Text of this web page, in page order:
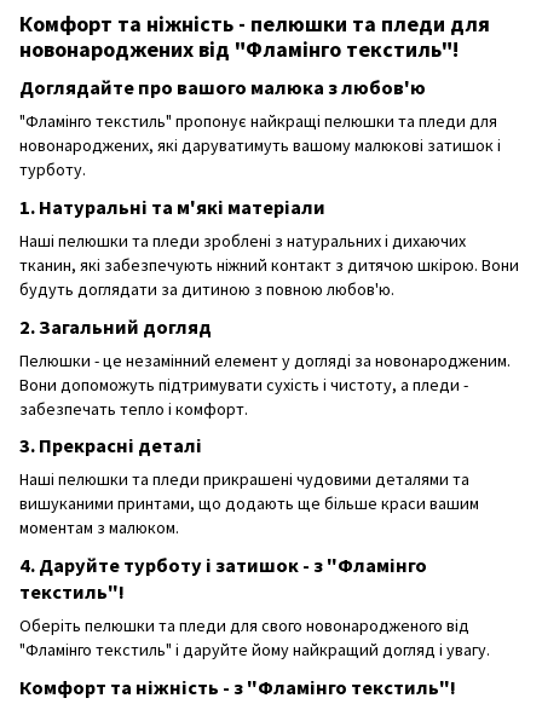
Комфорт та ніжність - пелюшки та пледи для
новонароджених від "Фламінго текстиль"!
Доглядайте про вашого малюка з любов'ю
"Фламінго текстиль" пропонує найкращі пелюшки та пледи для
новонароджених, які даруватимуть вашому малюкові затишок і
турботу.
1. Натуральні та м'які матеріали
Наші пелюшки та пледи зроблені з натуральних і дихаючих
тканин, які забезпечують ніжний контакт з дитячою шкірою. Вони
будуть доглядати за дитиною з повною любов'ю.
2. Загальний догляд
Пелюшки - це незамінний елемент у догляді за новонародженим.
Вони допоможуть підтримувати сухість і чистоту, а пледи -
забезпечать тепло і комфорт.
3. Прекрасні деталі
Наші пелюшки та пледи прикрашені чудовими деталями та
вишуканими принтами, що додають ще більше краси вашим
моментам з малюком.
4. Даруйте турботу і затишок - з "Фламінго
текстиль"!
Оберіть пелюшки та пледи для свого новонародженого від
"Фламінго текстиль" і даруйте йому найкращий догляд і увагу.
Комфорт та ніжність - з "Фламінго текстиль"!